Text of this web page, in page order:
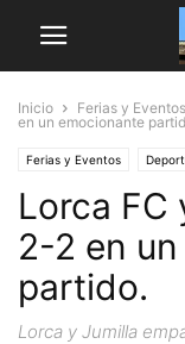
Inicio Ferias y Eventos
en un emocionante
Ferias y Eventos
Lorca FC
2-2 en
partido.
Lorca y Jumilla